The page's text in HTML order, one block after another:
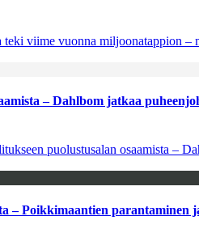
viime vuonna miljoonatappion –
– Dahlbom jatkaa
puolustusalan osaamista –
– Poikkimaantien parantaminen